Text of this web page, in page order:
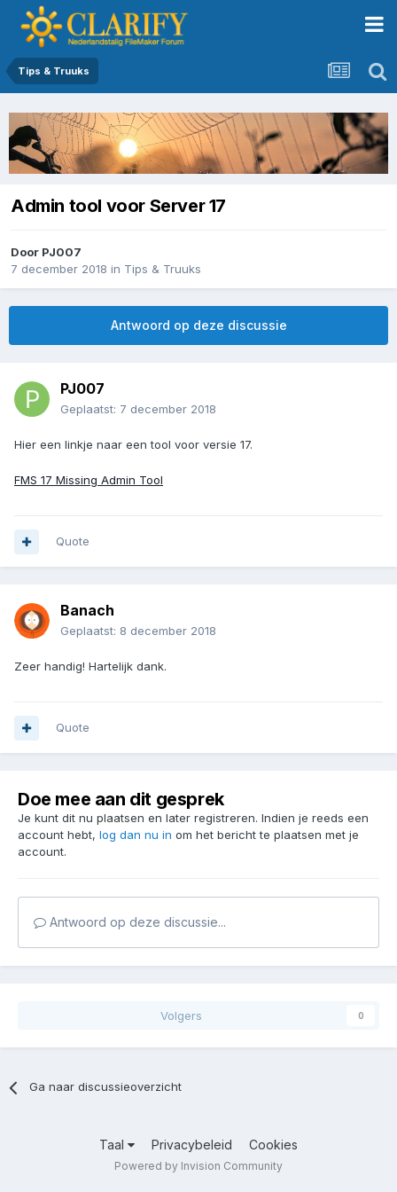
Tips & Truuks
Admin tool voor Server 17
Door PJ007
7 december 2018 in Tips & Truuks
Antwoord op deze discussie
PJ007
Geplaatst: 7 december 2018
Hier een linkje naar een tool voor versie 17.
FMS 17 Missing Admin Tool
Quote
Banach
Geplaatst: 8 december 2018
Zeer handig! Hartelijk dank.
Quote
Doe mee aan dit gesprek
Je kunt dit nu plaatsen en later registreren. Indien je reeds een
account hebt, log dan nu in om het bericht te plaatsen met je
account.
Antwoord op deze discussie...
Volgers 0
Ga naar discussieoverzicht
Taal Privacybeleid Cookies
Powered by Invision Community